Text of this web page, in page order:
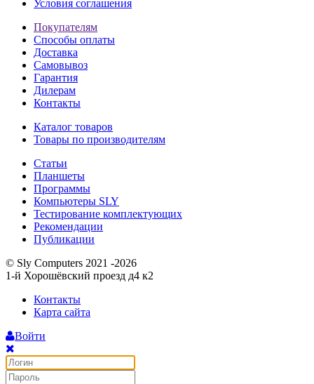
Условия соглашения
Покупателям
Способы оплаты
Доставка
Самовывоз
Гарантия
Дилерам
Контакты
Каталог товаров
Товары по производителям
Статьи
Планшеты
Программы
Компьютеры SLY
Тестирование комплектующих
Рекомендации
Публикации
© Sly Computers 2021 -2026
1-й Хорошёвский проезд д4 к2
Контакты
Карта сайта
Войти